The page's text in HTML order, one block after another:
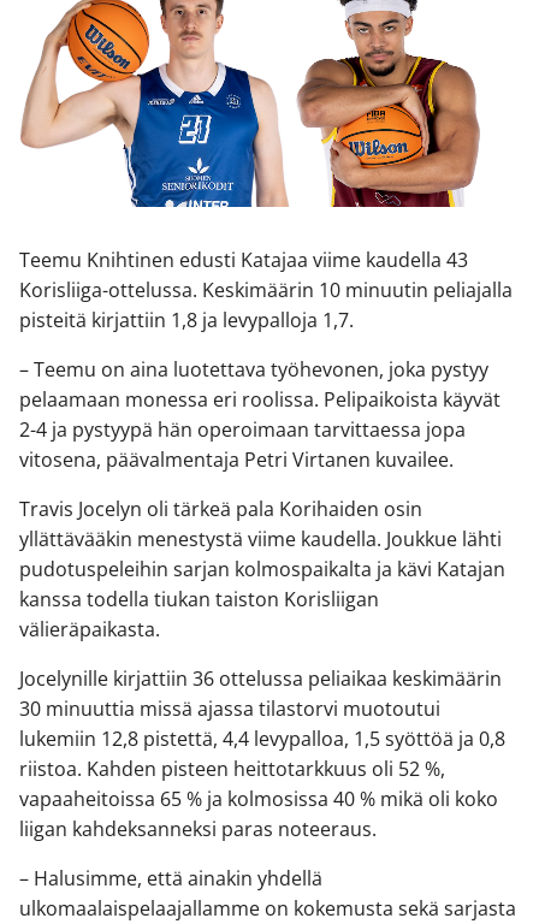
Teemu Knihtinen edusti Katajaa viime kaudella 43
Korisliiga-ottelussa. Keskimäärin 10 minuutin peliajalla
pisteitä kirjattiin 1,8 ja levypalloja 1,7.
– Teemu on aina luotettava työhevonen, joka pystyy
pelaamaan monessa eri roolissa. Pelipaikoista käyvät
2-4 ja pystyypä hän operoimaan tarvittaessa jopa
vitosena, päävalmentaja Petri Virtanen kuvailee.
Travis Jocelyn oli tärkeä pala Korihaiden osin
yllättävääkin menestystä viime kaudella. Joukkue lähti
pudotuspeleihin sarjan kolmospaikalta ja kävi Katajan
kanssa todella tiukan taiston Korisliigan
välieräpaikasta.
Jocelynille kirjattiin 36 ottelussa peliaikaa keskimäärin
30 minuuttia missä ajassa tilastorvi muotoutui
lukemiin 12,8 pistettä, 4,4 levypalloa, 1,5 syöttöä ja 0,8
riistoa. Kahden pisteen heittotarkkuus oli 52 %,
vapaaheitoissa 65 % ja kolmosissa 40 % mikä oli koko
liigan kahdeksanneksi paras noteeraus.
– Halusimme, että ainakin yhdellä
ulkomaalaispelaajallamme on kokemusta sekä sarjasta